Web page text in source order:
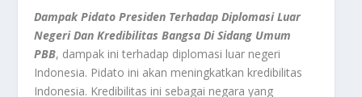
Dampak Pidato Presiden Terhadap Diplomasi Luar
Negeri Dan Kredibilitas Bangsa Di Sidang Umum
PBB, dampak ini terhadap diplomasi luar negeri
Indonesia. Pidato ini akan meningkatkan kredibilitas
Indonesia. Kredibilitas ini sebagai negara yang